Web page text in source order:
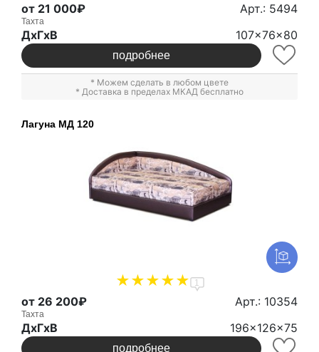
от 21 000₽ Арт.: 5494
Тахта
ДxГxВ 107x76x80
подробнее
* Можем сделать в любом цвете
* Доставка в пределах МКАД бесплатно
Лагуна МД 120
1
от 26 200₽ Арт.: 10354
Тахта
ДxГxВ 196x126x75
подробнее